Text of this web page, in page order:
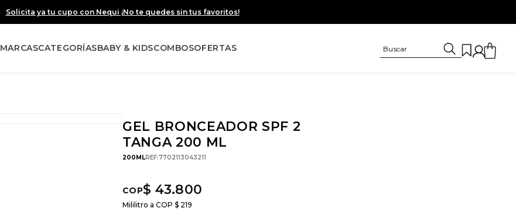
Solicita ya tu cupo con Nequi ¡No te quedes sin tus favoritos!
MARCASCATEGORÍASBABY & KIDSCOMBOSOFERTAS
GEL BRONCEADOR SPF 2
TANGA 200 ML
200MLREF:7702113043211
$ 43.800
Mililitro a COP $ 219